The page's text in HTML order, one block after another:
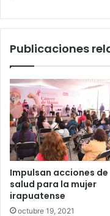
Publicaciones
Impulsan acciones de
salud para la mujer
irapuatense
octubre 19, 2021